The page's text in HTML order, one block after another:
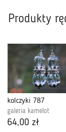
Produkty
kolczyki 787
galeria kamelot
64,00 zł